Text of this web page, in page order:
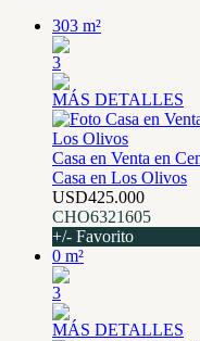
303 m²
3
MÁS DETALLES
Casa en Venta en
Casa en Los Olivos
USD425.000
CHO6321605
+/- Favorito
0 m²
3
MÁS DETALLES